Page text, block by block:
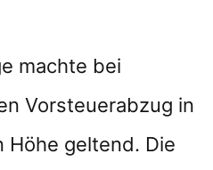
machte bei
Vorsteuerabzug in
Höhe geltend. Die